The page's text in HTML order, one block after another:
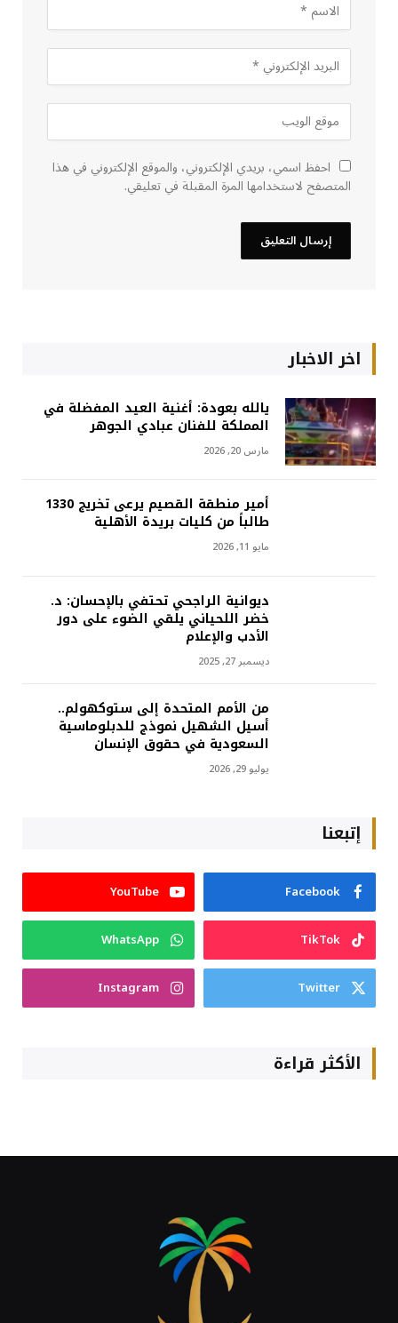
احفظ اسمي، بريدي الإلكتروني، والموقع الإلكتروني في هذا
المتصفح لاستخدامها المرة المقبلة في تعليقي.
اخر الاخبار
يالله بعودة: أغنية العيد المفضلة في
المملكة للفنان عبادي الجوهر
مارس 20, 2026
أمير منطقة القصيم يرعى تخريج 1330
طالباً من كليات بريدة الأهلية
مايو 11, 2026
ديوانية الراجحي تحتفي بالإحسان: د.
خضر اللحياني يلقي الضوء على دور
الأدب والإعلام
ديسمبر 27, 2025
من الأمم المتحدة إلى ستوكهولم..
أسيل الشهيل نموذج للدبلوماسية
السعودية في حقوق الإنسان
يوليو 29, 2026
إتبعنا
Facebook
YouTube
TikTok
WhatsApp
Twitter
Instagram
الأكثر قراءة